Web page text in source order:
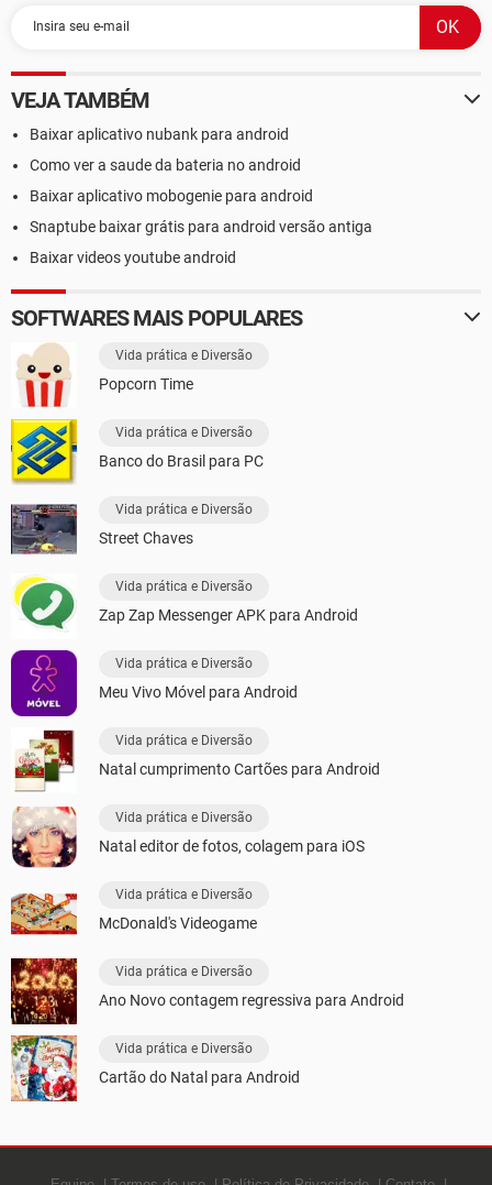
VEJA TAMBÉM
Baixar aplicativo nubank para android
Como ver a saude da bateria no android
Baixar aplicativo mobogenie para android
Snaptube baixar grátis para android versão antiga
Baixar videos youtube android
SOFTWARES MAIS POPULARES
Vida prática e Diversão
Popcorn Time
Vida prática e Diversão
Banco do Brasil para PC
Vida prática e Diversão
Street Chaves
Vida prática e Diversão
Zap Zap Messenger APK para Android
Vida prática e Diversão
Meu Vivo Móvel para Android
Vida prática e Diversão
Natal cumprimento Cartões para Android
Vida prática e Diversão
Natal editor de fotos, colagem para iOS
Vida prática e Diversão
McDonald's Videogame
Vida prática e Diversão
Ano Novo contagem regressiva para Android
Vida prática e Diversão
Cartão do Natal para Android